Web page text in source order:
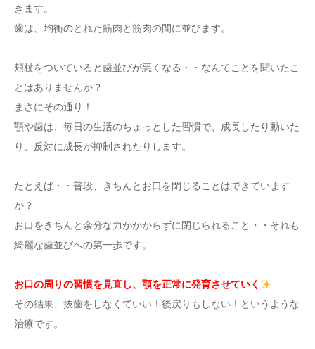
きます。
歯は、均衡のとれた筋肉と筋肉の間に並びます。
頬杖をついていると歯並びが悪くなる・・なんてことを聞いたこ
とはありませんか？
まさにその通り！
顎や歯は、毎日の生活のちょっとした習慣で、成長したり動いた
り、反対に成長が抑制されたりします。
たとえば・・普段、きちんとお口を閉じることはできています
か？
お口をきちんと余分な力がかからずに閉じられること・・それも
綺麗な歯並びへの第一歩です。
お口の周りの習慣を見直し、顎を正常に発育させていく
その結果、抜歯をしなくていい！後戻りもしない！というような
治療です。